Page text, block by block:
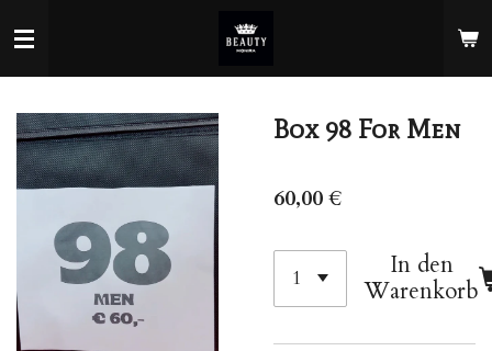
Hauptinhalt
springen
Box 98 For Men
60,00 €
In den
Warenkorb